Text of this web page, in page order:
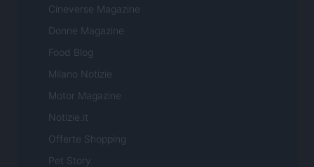
Cineverse Magazine
Donne Magazine
Food Blog
Milano Notizie
Motor Magazine
Notizie.it
Offerte Shopping
Pet Story